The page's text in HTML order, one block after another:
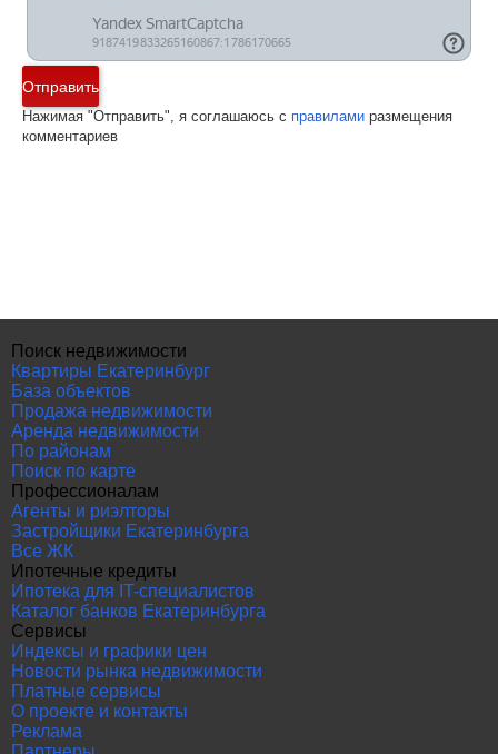
Отправить
Нажимая "Отправить", я соглашаюсь с правилами размещения
комментариев
Поиск недвижимости
Квартиры Екатеринбург
База объектов
Продажа недвижимости
Аренда недвижимости
По районам
Поиск по карте
Профессионалам
Агенты и риэлторы
Застройщики Екатеринбурга
Все ЖК
Ипотечные кредиты
Ипотека для IT-специалистов
Каталог банков Екатеринбурга
Сервисы
Индексы и графики цен
Новости рынка недвижимости
Платные сервисы
О проекте и контакты
Реклама